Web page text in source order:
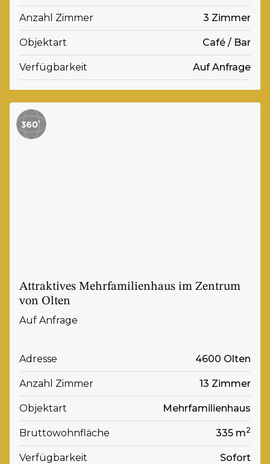
Anzahl Zimmer 3 Zimmer
Objektart Café / Bar
Verfügbarkeit Auf Anfrage
Attraktives Mehrfamilienhaus im Zentrum
von Olten
Auf Anfrage
Adresse 4600 Olten
Anzahl Zimmer 13 Zimmer
Objektart Mehrfamilienhaus
Bruttowohnfläche 335 m2
Verfügbarkeit Sofort